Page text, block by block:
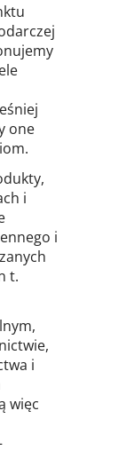
one
i
i
t.
i
więc